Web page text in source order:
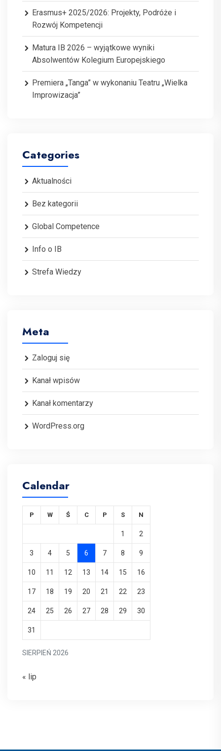
Erasmus+ 2025/2026: Projekty, Podróże i
Rozwój Kompetencji
Matura IB 2026 – wyjątkowe wyniki
Absolwentów Kolegium Europejskiego
Premiera „Tanga” w wykonaniu Teatru „Wielka
Improwizacja”
Categories
Aktualności
Bez kategorii
Global Competence
Info o IB
Strefa Wiedzy
Meta
Zaloguj się
Kanał wpisów
Kanał komentarzy
WordPress.org
Calendar
SIERPIEŃ 2026
P W Ś C P S N
1 2
3 4 5 6 7 8 9
10 11 12 13 14 15 16
17 18 19 20 21 22 23
24 25 26 27 28 29 30
31
« lip